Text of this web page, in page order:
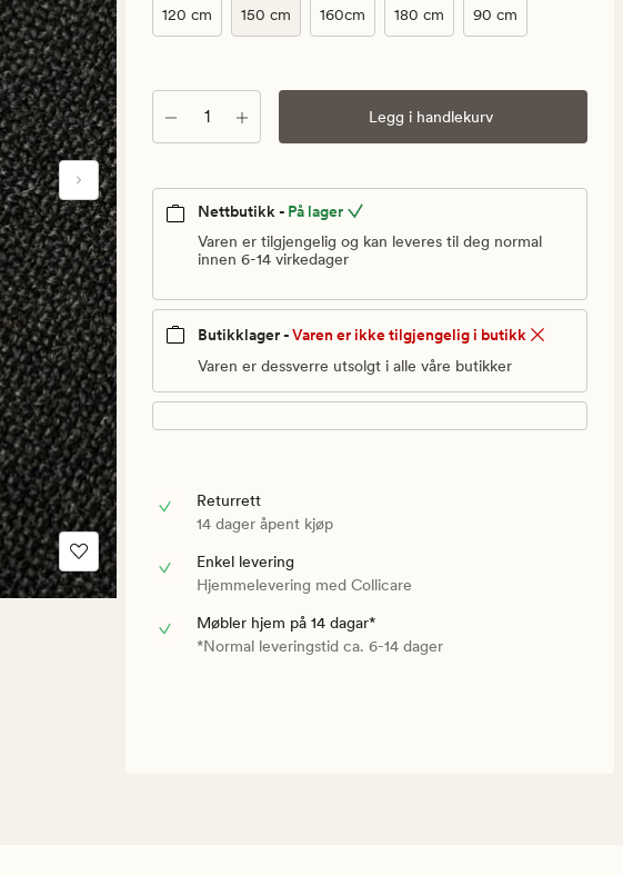
Vanlig
pris
499,90
kr
120 cm 150 cm 160cm 180 cm 90 cm
Antall Legg i handlekurv
Nettbutikk - På lager
Varen er tilgjengelig og kan leveres til deg normal
innen 6-14 virkedager
Butikklager -Varen er ikke tilgjengelig i butikk
Varen er dessverre utsolgt i alle våre butikker
Returrett
14 dager åpent kjøp
Enkel levering
Hjemmelevering med Collicare
Møbler hjem på 14 dagar*
*Normal leveringstid ca. 6-14 dager